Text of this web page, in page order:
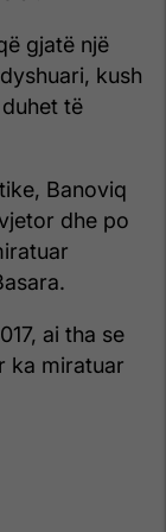
gjatë një
kush
të
Banoviq
dhe po
ai tha se
ka miratuar